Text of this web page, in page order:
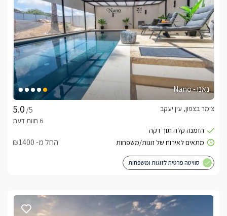
נאנו - Nano
/5
צימר בצפון, עין יעקב
החל מ- ₪1400
סוויטה פרטית לזוגות ומשפחות